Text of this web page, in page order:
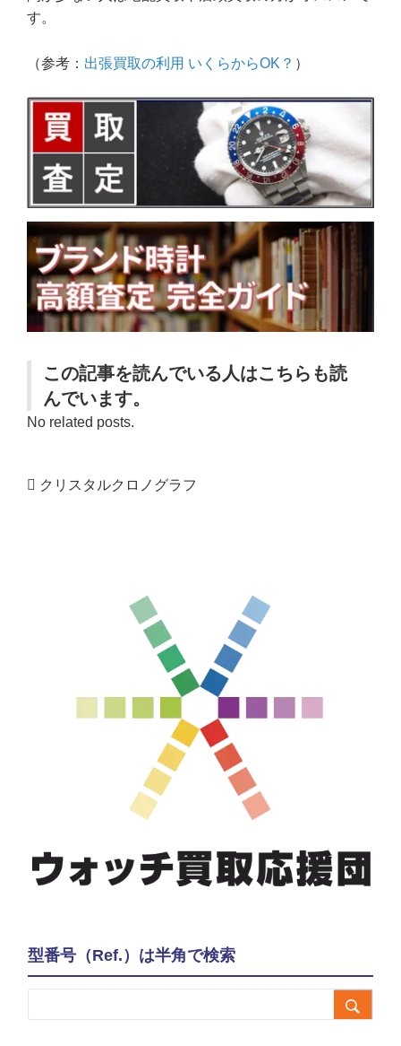
す。
（参考： 出張買取の利用 いくらからOK？ ）
この記事を読んでいる人はこちらも読
んでいます。
No related posts.
クリスタルクロノグラフ
型番号（Ref.）は半角で検索
